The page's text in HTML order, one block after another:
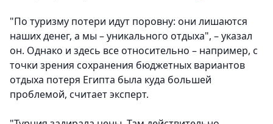
"По туризму потери идут поровну: они лишаются
наших денег, а мы – уникального отдыха", – указал
он. Однако и здесь все относительно – например, с
точки зрения сохранения бюджетных вариантов
отдыха потеря Египта была куда большей
проблемой, считает эксперт.